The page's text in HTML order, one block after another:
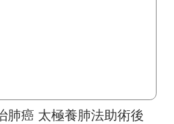
肺癌 太極養肺法助術後